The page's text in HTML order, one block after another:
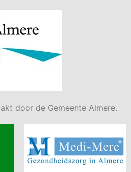
door de Gemeente Almere.